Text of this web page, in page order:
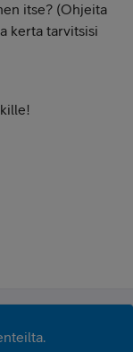
itse? (Ohjeita
kerta tarvitsisi